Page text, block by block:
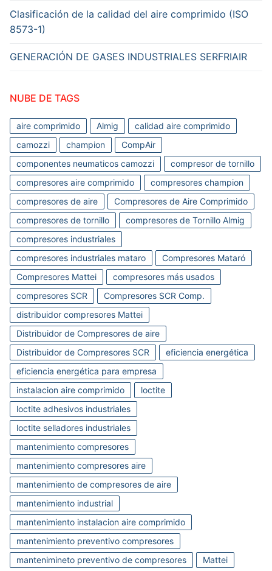
Clasificación de la calidad del aire comprimido (ISO
8573-1)
GENERACIÓN DE GASES INDUSTRIALES SERFRIAIR
NUBE DE TAGS
aire comprimido Almig
calidad aire comprimido
camozzi
champion
CompAir
componentes neumaticos camozzi
compresor de tornillo
compresores aire comprimido
compresores champion
compresores de aire
Compresores de Aire Comprimido
compresores de tornillo
compresores de Tornillo Almig
compresores industriales
compresores industriales mataro
Compresores Mataró
Compresores Mattei
compresores más usados
compresores SCR
Compresores SCR Comp.
distribuidor compresores Mattei
Distribuidor de Compresores de aire
Distribuidor de Compresores SCR
eficiencia energética
eficiencia energética para empresa
instalacion aire comprimido
loctite
loctite adhesivos industriales
loctite selladores industriales
mantenimiento compresores
mantenimiento compresores aire
mantenimiento de compresores de aire
mantenimiento industrial
mantenimiento instalacion aire comprimido
mantenimiento preventivo compresores
mantenimineto preventivo de compresores
Mattei